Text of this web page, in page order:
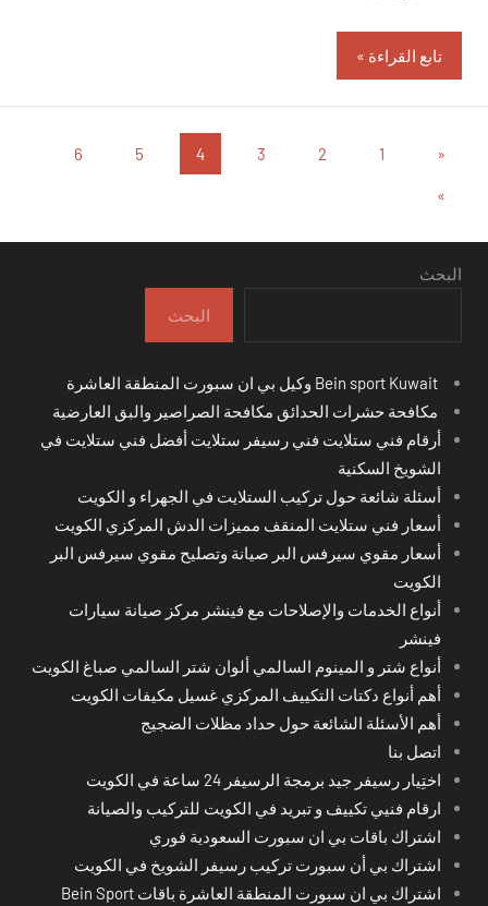
تابع القراءة
تعدد
صفحات
المقالات
« المقالات
1
2
3
4
5
6
المقالات
»
البحث
البحث
مكافحة حشرات الحدائق مكافحة الصراصير والبق العارضية
أرقام فني ستلايت فني رسيفر ستلايت أفضل فني ستلايت في
الشويخ السكنية
أسئلة شائعة حول تركيب الستلايت في الجهراء و الكويت
أسعار فني ستلايت المنقف مميزات الدش المركزي الكويت
أسعار مقوي سيرفس البر صيانة وتصليح مقوي سيرفس البر
الكويت
أنواع الخدمات والإصلاحات مع فينشر مركز صيانة سيارات
فينشر
أنواع شتر و المينوم السالمي ألوان شتر السالمي صباغ الكويت
أهم أنواع دكتات التكييف المركزي غسيل مكيفات الكويت
أهم الأسئلة الشائعة حول حداد مظلات الضجيج
اتصل بنا
اختِيار رسيفر جيد برمجة الرسيفر 24 ساعة في الكويت
ارقام فنيي تكييف و تبريد في الكويت للتركيب والصيانة
اشتراك باقات بي ان سبورت السعودية فوري
اشتراك بي أن سبورت تركيب رسيفر الشويخ في الكويت
اشتراك بي ان سبورت المنطقة العاشرة باقات Bein Sport